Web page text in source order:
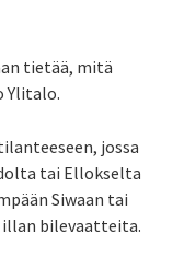
tietää, mitä
Ylitalo.
jossa
tai Ellokselta
Siwaan tai
bilevaatteita.